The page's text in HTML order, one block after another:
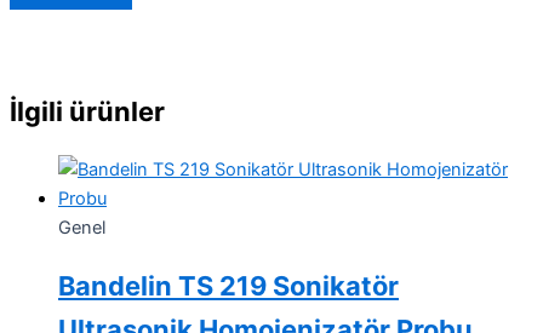
İlgili ürünler
Genel
Bandelin TS 219 Sonikatör